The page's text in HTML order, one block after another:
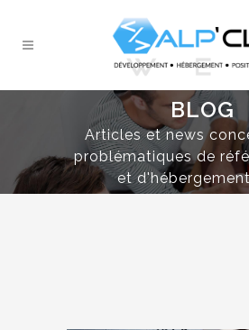
BLOG
Articles et news
problématiques de
et